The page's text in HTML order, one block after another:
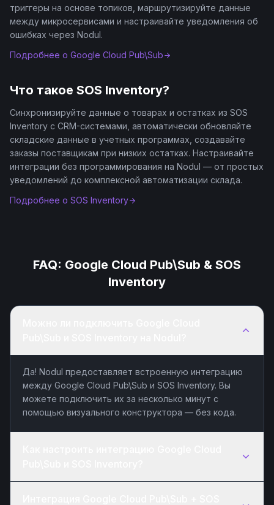
триггеры на основе топиков, маршрутизируйте данные
между микросервисами и настраивайте уведомления об
ошибках через Nodul.
Подробнее о Google Cloud Pub\Sub
Что такое SOS Inventory?
Синхронизируйте данные о товарах и остатках из SOS
Inventory с CRM-системами, автоматически обновляйте
складские данные в учетных программах, создавайте
заказы поставщикам при низких остатках. Настраивайте
интеграции без программирования на Nodul — от простых
уведомлений до комплексной автоматизации склада.
Подробнее о SOS Inventory
FAQ: Google Cloud Pub\Sub & SOS
Inventory
Да! Nodul предоставляет встроенную интеграцию
между Google Cloud Pub\Sub и SOS Inventory. Вы
можете подключить их за несколько минут с
помощью визуального конструктора — без кода.